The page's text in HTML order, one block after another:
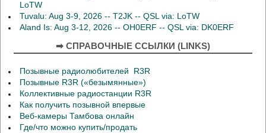
LoTW
Tuvalu: Aug 3-9, 2026 -- T2JK -- QSL via: LoTW
Aland Is: Aug 3-12, 2026 -- OH0ERF -- QSL via: DK0ERF
➡ СПРАВОЧНЫЕ ССЫЛКИ (LINKS)
Позывные радиолюбителей R3R
Позывные R3R («безымянные»)
Коллективные радиостанции R3R
Как получить позывной впервые
Веб-камеры Тамбова онлайн
Где/что можно купить/продать